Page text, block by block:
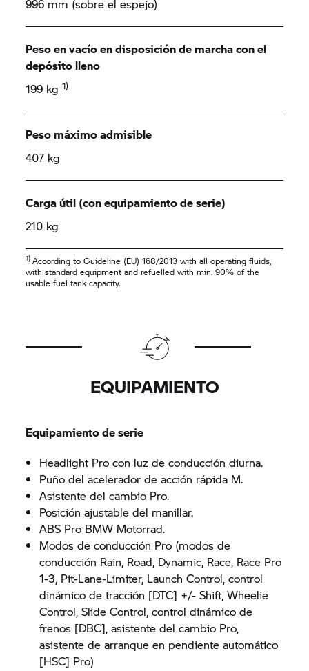
996 mm (sobre el espejo)
Peso en vacío en disposición de marcha con el
depósito lleno
199 kg1)
Peso máximo admisible
407 kg
Carga útil (con equipamiento de serie)
210 kg
1) According to Guideline (EU) 168/2013 with all operating fluids,
with standard equipment and refuelled with min. 90% of the
usable fuel tank capacity.
EQUIPAMIENTO
Equipamiento de serie
Headlight Pro con luz de conducción diurna.
Puño del acelerador de acción rápida M.
Asistente del cambio Pro.
Posición ajustable del manillar.
ABS Pro BMW Motorrad.
Modos de conducción Pro (modos de
conducción Rain, Road, Dynamic, Race, Race Pro
1-3, Pit-Lane-Limiter, Launch Control, control
dinámico de tracción [DTC] +/- Shift, Wheelie
Control, Slide Control, control dinámico de
frenos [DBC], asistente del cambio Pro,
asistente de arranque en pendiente automático
[HSC] Pro)